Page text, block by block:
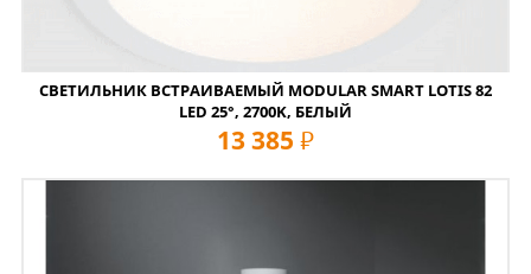
СВЕТИЛЬНИК ВСТРАИВАЕМЫЙ MODULAR SMART LOTIS 82
LED 25°, 2700K, БЕЛЫЙ
13 385 руб